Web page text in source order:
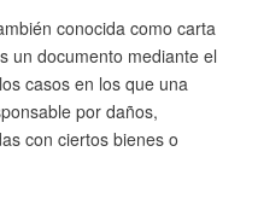
conocida como carta
un documento mediante el
casos en los que una
por daños,
con ciertos bienes o